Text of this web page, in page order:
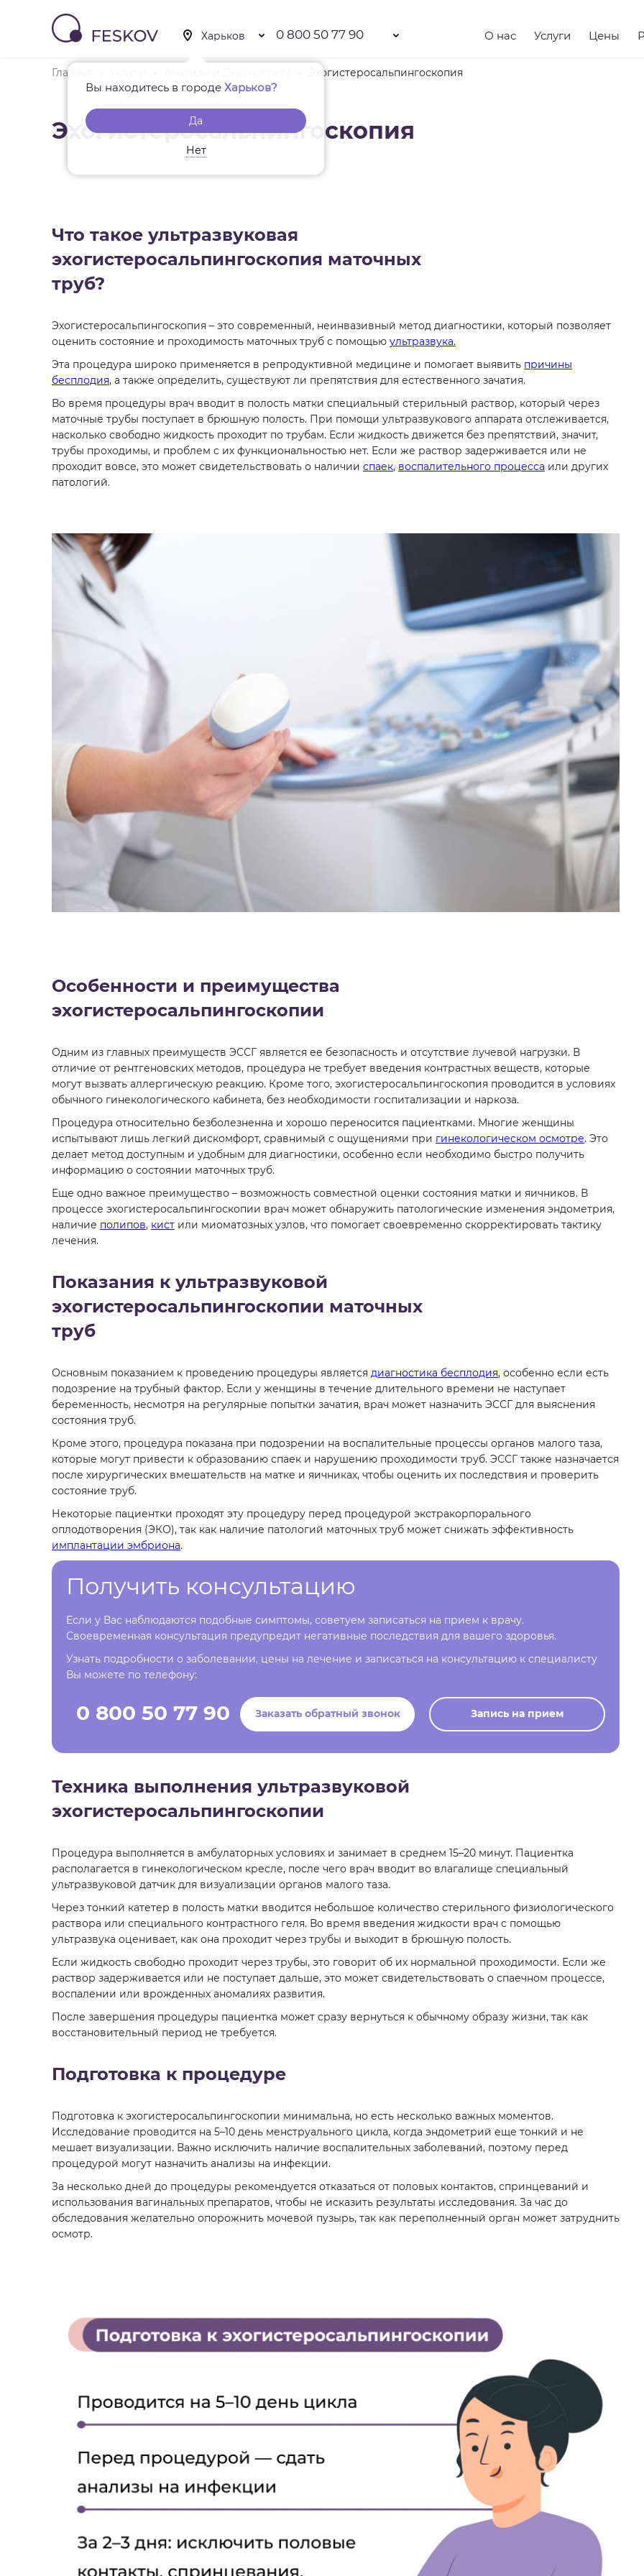
Вы находитесь в городеХарьков?
Да
Нет
0 800 50 77 90 О нас Услуги Цены
Главная Эхогистеросальпингоскопия
Эхогистеросальпингоскопия
Что такое ультразвуковая
эхогистеросальпингоскопия маточных
труб?
Эхогистеросальпингоскопия – это современный, неинвазивный метод диагностики, который позволяет
оценить состояние и проходимость маточных труб с помощью ультразвука.
Эта процедура широко применяется в репродуктивной медицине и помогает выявить причины
бесплодия, а также определить, существуют ли препятствия для естественного зачатия.
Во время процедуры врач вводит в полость матки специальный стерильный раствор, который через
маточные трубы поступает в брюшную полость. При помощи ультразвукового аппарата отслеживается,
насколько свободно жидкость проходит по трубам. Если жидкость движется без препятствий, значит,
трубы проходимы, и проблем с их функциональностью нет. Если же раствор задерживается или не
проходит вовсе, это может свидетельствовать о наличии спаек, воспалительного процесса или других
патологий.
Особенности и преимущества
эхогистеросальпингоскопии
Одним из главных преимуществ ЭССГ является ее безопасность и отсутствие лучевой нагрузки. В
отличие от рентгеновских методов, процедура не требует введения контрастных веществ, которые
могут вызвать аллергическую реакцию. Кроме того, эхогистеросальпингоскопия проводится в условиях
обычного гинекологического кабинета, без необходимости госпитализации и наркоза.
Процедура относительно безболезненна и хорошо переносится пациентками. Многие женщины
испытывают лишь легкий дискомфорт, сравнимый с ощущениями при гинекологическом осмотре. Это
делает метод доступным и удобным для диагностики, особенно если необходимо быстро получить
информацию о состоянии маточных труб.
Еще одно важное преимущество – возможность совместной оценки состояния матки и яичников. В
процессе эхогистеросальпингоскопии врач может обнаружить патологические изменения эндометрия,
наличие полипов, кист или миоматозных узлов, что помогает своевременно скорректировать тактику
лечения.
Показания к ультразвуковой
эхогистеросальпингоскопии маточных
труб
Основным показанием к проведению процедуры является диагностика бесплодия, особенно если есть
подозрение на трубный фактор. Если у женщины в течение длительного времени не наступает
беременность, несмотря на регулярные попытки зачатия, врач может назначить ЭССГ для выяснения
состояния труб.
Кроме этого, процедура показана при подозрении на воспалительные процессы органов малого таза,
которые могут привести к образованию спаек и нарушению проходимости труб. ЭССГ также назначается
после хирургических вмешательств на матке и яичниках, чтобы оценить их последствия и проверить
состояние труб.
Некоторые пациентки проходят эту процедуру перед процедурой экстракорпорального
оплодотворения (ЭКО), так как наличие патологий маточных труб может снижать эффективность
имплантации эмбриона.
Получить консультацию
Если у Вас наблюдаются подобные симптомы, советуем записаться на прием к врачу.
Своевременная консультация предупредит негативные последствия для вашего здоровья.
Узнать подробности о заболевании, цены на лечение и записаться на консультацию к специалисту
Вы можете по телефону:
0 800 50 77 90 Заказать обратный звонок Запись на прием
Техника выполнения ультразвуковой
эхогистеросальпингоскопии
Процедура выполняется в амбулаторных условиях и занимает в среднем 15–20 минут. Пациентка
располагается в гинекологическом кресле, после чего врач вводит во влагалище специальный
ультразвуковой датчик для визуализации органов малого таза.
Через тонкий катетер в полость матки вводится небольшое количество стерильного физиологического
раствора или специального контрастного геля. Во время введения жидкости врач с помощью
ультразвука оценивает, как она проходит через трубы и выходит в брюшную полость.
Если жидкость свободно проходит через трубы, это говорит об их нормальной проходимости. Если же
раствор задерживается или не поступает дальше, это может свидетельствовать о спаечном процессе,
воспалении или врожденных аномалиях развития.
После завершения процедуры пациентка может сразу вернуться к обычному образу жизни, так как
восстановительный период не требуется.
Подготовка к процедуре
Подготовка к эхогистеросальпингоскопии минимальна, но есть несколько важных моментов.
Исследование проводится на 5–10 день менструального цикла, когда эндометрий еще тонкий и не
мешает визуализации. Важно исключить наличие воспалительных заболеваний, поэтому перед
процедурой могут назначить анализы на инфекции.
За несколько дней до процедуры рекомендуется отказаться от половых контактов, спринцеваний и
использования вагинальных препаратов, чтобы не исказить результаты исследования. За час до
обследования желательно опорожнить мочевой пузырь, так как переполненный орган может затруднить
осмотр.